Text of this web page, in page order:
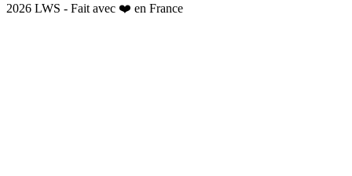
2026 LWS - Fait avec ❤️ en France